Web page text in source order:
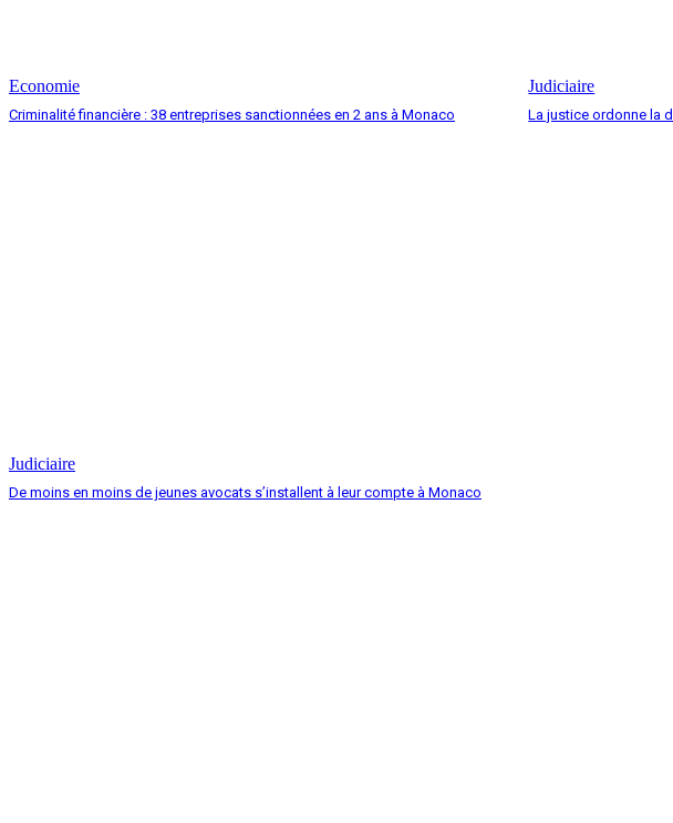
Economie
Criminalité financière : 38 entreprises sanctionnées en 2 ans à Monaco
Judiciaire
La justice ordonne la
Judiciaire
De moins en moins de jeunes avocats s’installent à leur compte à Monaco